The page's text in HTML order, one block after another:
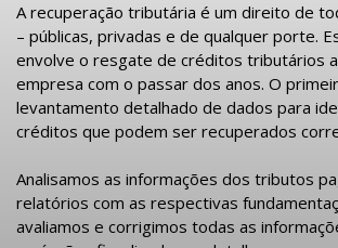
A recuperação tributária é um direito de
– públicas, privadas e de qualquer porte.
envolve o resgate de créditos tributários
empresa com o passar dos anos. O
levantamento detalhado de dados para
créditos que podem ser recuperados
Analisamos as informações dos tributos
relatórios com as respectivas
avaliamos e corrigimos todas as